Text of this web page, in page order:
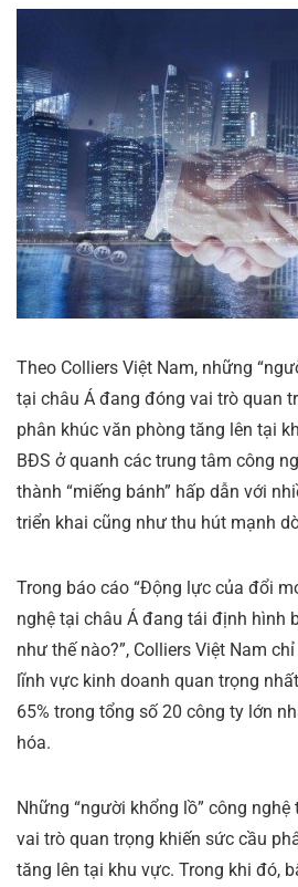
Theo Colliers Việt Nam, những
tại châu Á đang đóng vai trò quan
phân khúc văn phòng tăng lên tại
BĐS ở quanh các trung tâm công
thành “miếng bánh” hấp dẫn với
triển khai cũng như thu hút mạnh
Trong báo cáo “Động lực của đổi
nghệ tại châu Á đang tái định hình
như thế nào?”, Colliers Việt Nam
lĩnh vực kinh doanh quan trọng
65% trong tổng số 20 công ty lớn
hóa.
Những “người khổng lồ” công
vai trò quan trọng khiến sức cầu
tăng lên tại khu vực. Trong khi đó,